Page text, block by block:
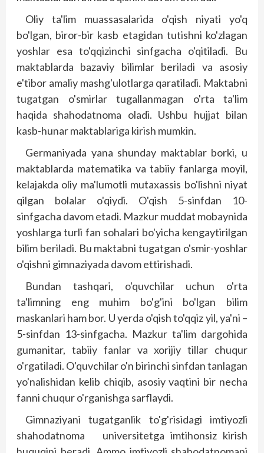
Oliy ta'lim muassasalarida o'qish niyati yo'q
bo'lgan, biror-bir kasb etagidan tutishni ko'zlagan
yoshlar esa to'qqizinchi sinfgacha o'qitiladi. Bu
maktab­larda bazaviy bilimlar beriladi va asosiy
e'tibor amaliy mashg'ulotlarga qaratiladi. Maktabni
tugatgan o'smirlar tugallanmagan o'rta ta'lim
haqida shahodatnoma oladi. Ushbu hujjat bilan
kasb-hunar maktablariga kirish mumkin.
Germaniyada yana shunday maktablar borki, u
maktablarda matematika va tabiiy fanlarga moyil,
kelajakda oliy ma'lumotli mutaxassis bo'lishni niyat
qilgan bolalar o'qiydi. O'qish 5-sinf­dan 10-
sinfgacha davom etadi. Mazkur muddat mobaynida
yoshlarga turli fan sohalari bo'yicha kengaytirilgan
bilim beriladi. Bu maktabni tugatgan o'smir-yoshlar
o'qishni gimnaziyada davom ettirishadi.
Bundan tashqari, o'quvchilar uchun o'rta
ta'limning eng muhim bo'g'ini bo'lgan bilim
maskanlari ham bor. U yerda o'qish to'qqiz yil, ya'ni –
5-sinf­dan 13-sinf­gacha. Mazkur ta'lim dargohida
gumanitar, tabiiy fanlar va xorijiy tillar chuqur
o'rgatiladi. O'quvchilar o'n birinchi sinfdan tanlagan
yo'nalishidan kelib chiqib, asosiy vaqtini bir necha
fanni chuqur o'rganishga sarflaydi.
Gimnaziyani tugatganlik to'g'risidagi imtiyozli
shahodatnoma universitetga imtihonsiz kirish